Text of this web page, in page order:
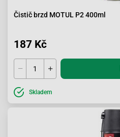
Čistič brzd MOTUL P2 400ml
187 Kč
Skladem